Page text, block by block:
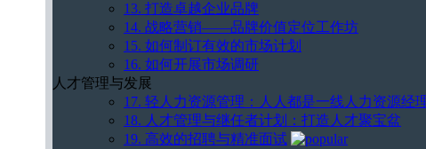
13. 打造卓越企业品牌
14. 战略营销——品牌价值定位工作坊
15. 如何制订有效的市场计划
16. 如何开展市场调研
人才管理与发展
17. 轻人力资源管理：人人都是一线人力资源经
18. 人才管理与继任者计划：打造人才聚宝盆
19. 高效的招聘与精准面试